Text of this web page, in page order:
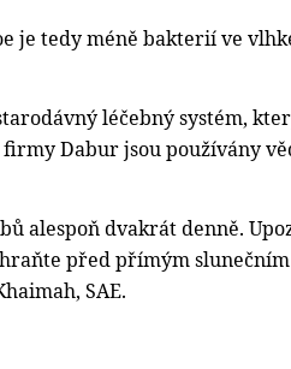
je tedy méně bakterií ve
léčebný systém,
Dabur jsou používány
alespoň dvakrát denně.
před přímým
SAE.